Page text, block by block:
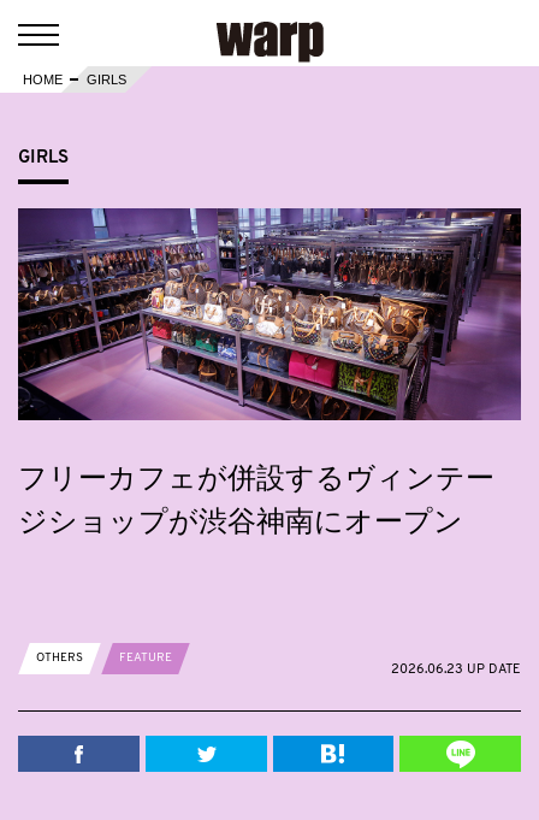
HOME GIRLS
GIRLS
フリーカフェが併設するヴィンテー
ジショップが渋谷神南にオープン
OTHERS
FEATURE
2026.06.23 UP DATE